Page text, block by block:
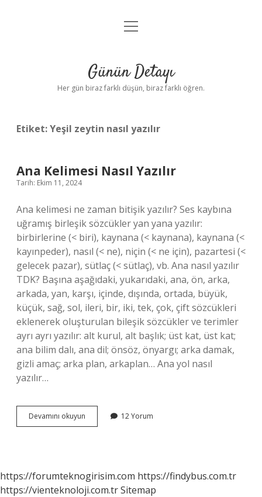
Anasayfa
Yasal Uyarı
menüyü
Günün Detayı
Her gün biraz farklı düşün, biraz farklı öğren.
Etiket:Yeşil zeytin nasıl yazılır
Ana Kelimesi Nasıl Yazılır
Tarih: Ekim 11, 2024
Ana kelimesi ne zaman bitişik yazılır? Ses kaybına
uğramış birleşik sözcükler yan yana yazılır:
birbirlerine (< biri), kaynana (< kaynana), kaynana (<
kayınpeder), nasıl (< ne), niçin (< ne için), pazartesi (<
gelecek pazar), sütlaç (< sütlaç), vb. Ana nasıl yazılır
TDK? Başına aşağıdaki, yukarıdaki, ana, ön, arka,
arkada, yan, karşı, içinde, dışında, ortada, büyük,
küçük, sağ, sol, ileri, bir, iki, tek, çok, çift sözcükleri
eklenerek oluşturulan bileşik sözcükler ve terimler
ayrı ayrı yazılır: alt kurul, alt başlık; üst kat, üst kat;
ana bilim dalı, ana dil; önsöz, önyargı; arka damak,
gizli amaç; arka plan, arkaplan… Ana yol nasıl
yazılır…
Devamını okuyun
Kelimesi
12 Yorum
https://forumteknogirisim.com https://findybus.com.tr
https://vienteknoloji.com.trSitemap